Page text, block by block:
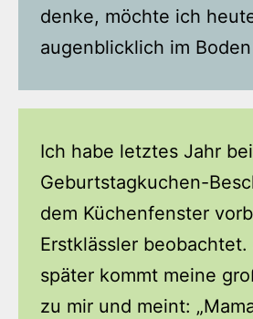
denke, möchte ich
augenblicklich im
Ich habe letztes Jahr
Geburtstagkuchen-
dem Küchenfenster
Erstklässler
später kommt meine
zu mir und meint: